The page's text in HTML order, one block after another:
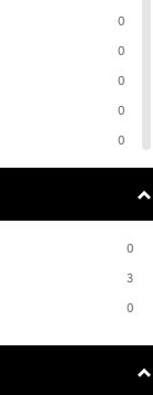
0
0
0
0
0
0
0
0
3
0